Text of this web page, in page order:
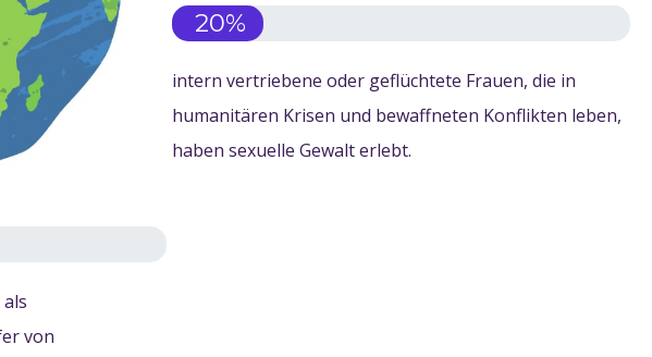
20%
intern vertriebene oder geflüchtete Frauen, die in
humanitären Krisen und bewaffneten Konflikten leben,
haben sexuelle Gewalt erlebt.
von